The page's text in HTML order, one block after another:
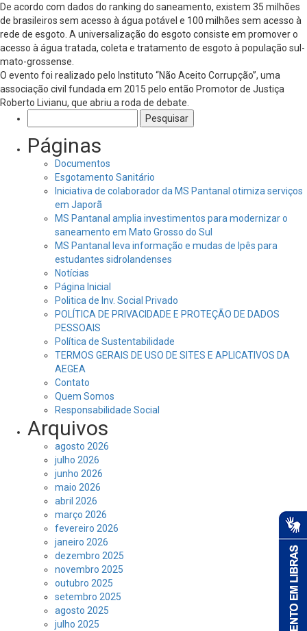
De acordo com dados do ranking do saneamento, existem 35 milhões
de brasileiros sem acesso à água potável e 100 milhões sem acesso à
rede de esgoto. A universalização do esgoto consiste em promover o
acesso à água tratada, coleta e tratamento de esgoto à população sul-
mato-grossense.
O evento foi realizado pelo Instituto “Não Aceito Corrupção”, uma
associação civil fundada em 2015 pelo então Promotor de Justiça
Roberto Livianu, que abriu a roda de debate.
por:
Páginas
Documentos
Esgotamento Sanitário
Iniciativa de colaborador da MS Pantanal otimiza serviços
em Japorã
MS Pantanal amplia investimentos para modernizar o
saneamento em Mato Grosso do Sul
MS Pantanal leva informação e mudas de Ipês para
estudantes sidrolandenses
Notícias
Página Inicial
Politica de Inv. Social Privado
POLÍTICA DE PRIVACIDADE E PROTEÇÃO DE DADOS
PESSOAIS
Política de Sustentabilidade
TERMOS GERAIS DE USO DE SITES E APLICATIVOS DA
AEGEA
Contato
Quem Somos
Responsabilidade Social
Arquivos
agosto 2026
julho 2026
junho 2026
maio 2026
abril 2026
março 2026
fevereiro 2026
janeiro 2026
dezembro 2025
novembro 2025
outubro 2025
setembro 2025
agosto 2025
julho 2025